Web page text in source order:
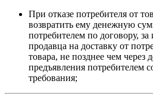
При отказе потребителя от
возвратить ему денежную
потребителем по договору,
продавца на доставку от
товара, не позднее чем через
предъявления потребителем
требования;